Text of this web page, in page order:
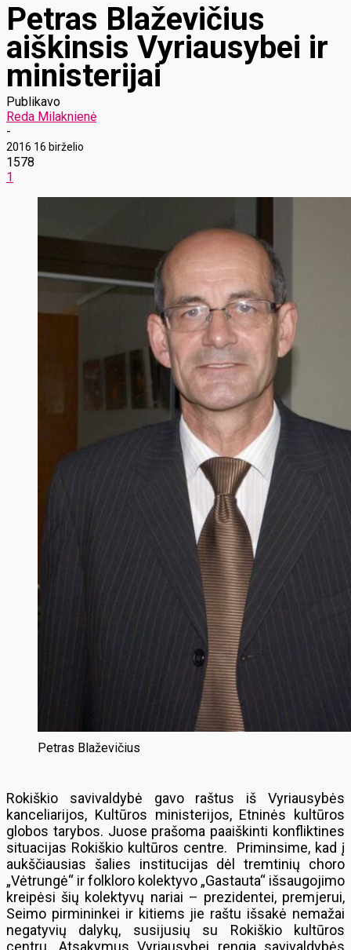
Petras Blaževičius
aiškinsis Vyriausybei ir
ministerijai
Publikavo
Reda Milaknienė
-
2016 16 birželio
1578
1
Petras Blaževičius
Rokiškio savivaldybė gavo raštus iš Vyriausybės
kanceliarijos, Kultūros ministerijos, Etninės kultūros
globos tarybos. Juose prašoma paaiškinti konfliktines
situacijas Rokiškio kultūros centre. Priminsime, kad į
aukščiausias šalies institucijas dėl tremtinių choro
„Vėtrungė“ ir folkloro kolektyvo „Gastauta“ išsaugojimo
kreipėsi šių kolektyvų nariai – prezidentei, premjerui,
Seimo pirmininkei ir kitiems jie raštu išsakė nemažai
negatyvių dalykų, susijusių su Rokiškio kultūros
centru. Atsakymus Vyriausybei rengia savivaldybės